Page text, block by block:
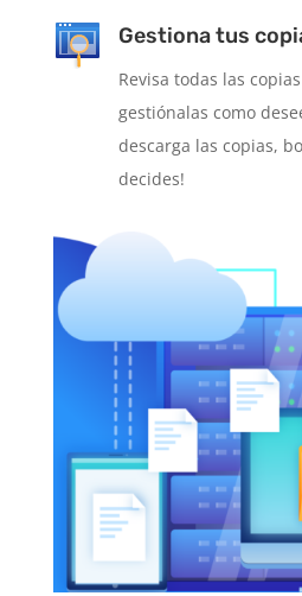
Gestiona tus
Revisa todas las
gestiónalas como
descarga las copias,
decides!